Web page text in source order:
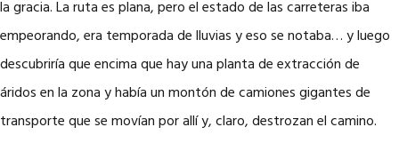
la gracia. La ruta es plana, pero el estado de las carreteras iba
empeorando, era temporada de lluvias y eso se notaba… y luego
descubriría que encima que hay una planta de extracción de
áridos en la zona y había un montón de camiones gigantes de
transporte que se movían por allí y, claro, destrozan el camino.